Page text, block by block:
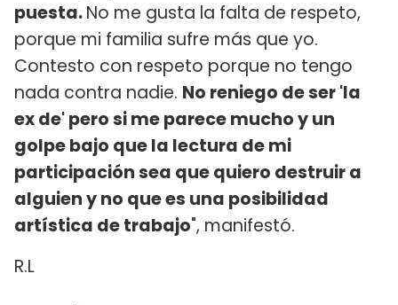
puesta.No me gusta la falta de respeto,
porque mi familia sufre más que yo.
Contesto con respeto porque no tengo
nada contra nadie. No reniego de ser 'la
ex de' pero si me parece mucho y un
golpe bajo que la lectura de mi
participación sea que quiero destruir a
alguien y no que es una posibilidad
artística de trabajo", manifestó.
R.L